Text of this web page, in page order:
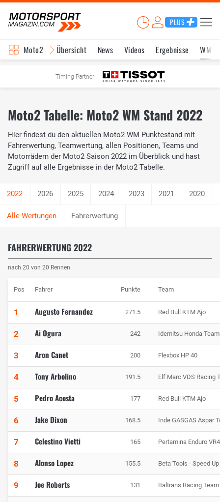
PLUS
Moto2 Übersicht News Videos Ergebnisse WM-
Timing Partner
Moto2 Tabelle: Moto2 WM Stand 2022
Hier findest du den aktuellen Moto2 WM Punktestand mit
Fahrerwertung, Teamwertung, allen Positionen, Teams und
Motorrädern der Moto2 Saison 2022 im Überblick und hast
Zugriff auf alle Ergebnisse in der Moto2 Tabelle.
2026 2025 2024 2023 2021 2020
Fahrerwertung
FAHRERWERTUNG 2022
nach 20 von 20 Rennen
Pos Fahrer Punkte Team
1 Augusto Fernandez 271.5 Red Bull KTM Ajo
2 Ai Ogura 242 Idemitsu Honda
3 Aron Canet 200 Flexbox HP 40
4 Tony Arbolino 191.5 Elf Marc VDS Racing
5 Pedro Acosta 177 Red Bull KTM Ajo
6 Jake Dixon 168.5 Inde GASGAS Aspar
7 Celestino Vietti 165 Pertamina Enduro
8 Alonso Lopez 155.5 Beta Tools - Speed
9 Joe Roberts 131 Italtrans Racing Team